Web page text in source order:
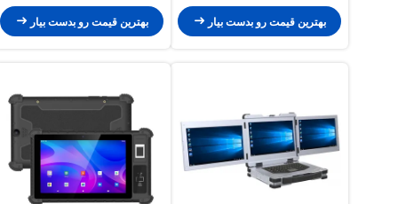
بهترین قیمت رو بدست بیار
بهترین قیمت رو بدست بیار